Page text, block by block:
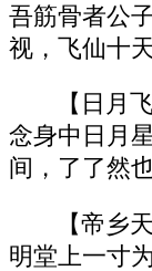
吾筋骨者公
视，飞仙十天
【日月
念身中日月
间，了了然也
【帝乡
明堂上一寸